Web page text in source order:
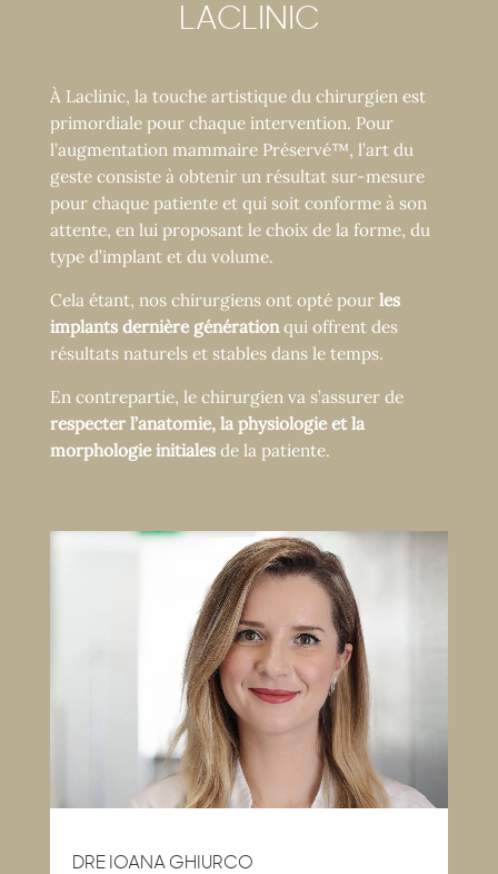
LACLINIC
À Laclinic, la touche artistique du chirurgien est
primordiale pour chaque intervention. Pour
l’augmentation mammaire Préservé™, l’art du
geste consiste à obtenir un résultat sur-mesure
pour chaque patiente et qui soit conforme à son
attente, en lui proposant le choix de la forme, du
type d’implant et du volume.
Cela étant, nos chirurgiens ont opté pour les
implants dernière générationqui offrent des
résultats naturels et stables dans le temps.
En contrepartie, le chirurgien va s’assurer de
respecter l’anatomie, la physiologie et la
morphologie initialesde la patiente.
DRE IOANA GHIURCO